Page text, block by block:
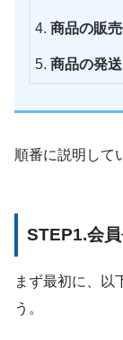
商品の販
商品の発送
順番に説明して
STEP1.会
まず最初に、以
う。